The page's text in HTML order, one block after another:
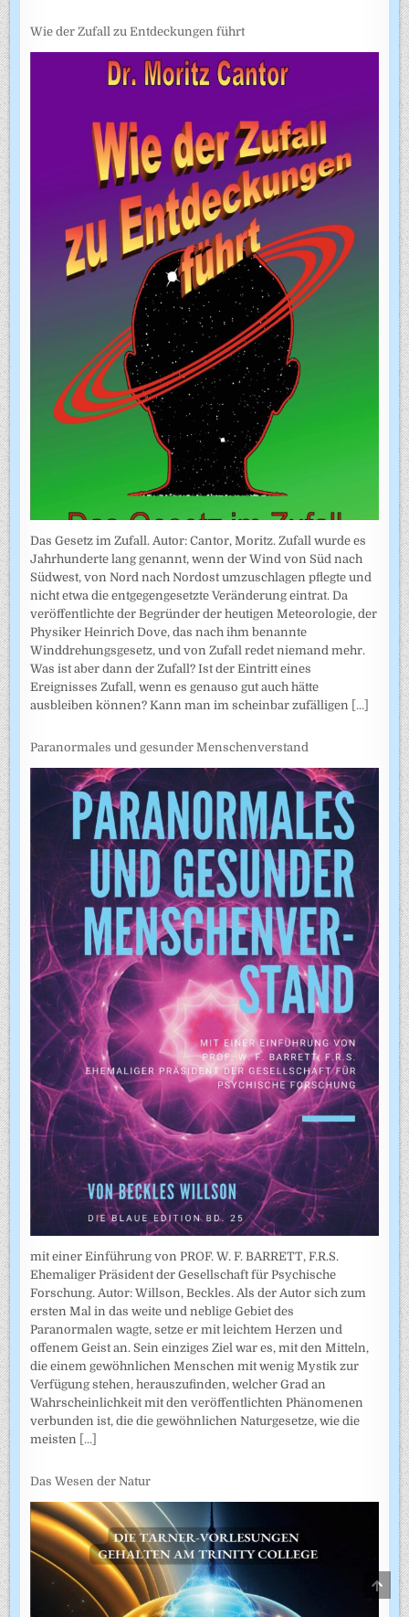
Wie der Zufall zu Entdeckungen führt
Das Gesetz im Zufall. Autor: Cantor, Moritz. Zufall wurde es
Jahrhunderte lang genannt, wenn der Wind von Süd nach
Südwest, von Nord nach Nordost umzuschlagen pflegte und
nicht etwa die entgegengesetzte Veränderung eintrat. Da
veröffentlichte der Begründer der heutigen Meteorologie, der
Physiker Heinrich Dove, das nach ihm benannte
Winddrehungsgesetz, und von Zufall redet niemand mehr.
Was ist aber dann der Zufall? Ist der Eintritt eines
Ereignisses Zufall, wenn es genauso gut auch hätte
ausbleiben können? Kann man im scheinbar zufälligen [...]
Paranormales und gesunder Menschenverstand
mit einer Einführung von PROF. W. F. BARRETT, F.R.S.
Ehemaliger Präsident der Gesellschaft für Psychische
Forschung. Autor: Willson, Beckles. Als der Autor sich zum
ersten Mal in das weite und neblige Gebiet des
Paranormalen wagte, setze er mit leichtem Herzen und
offenem Geist an. Sein einziges Ziel war es, mit den Mitteln,
die einem gewöhnlichen Menschen mit wenig Mystik zur
Verfügung stehen, herauszufinden, welcher Grad an
Wahrscheinlichkeit mit den veröffentlichten Phänomenen
verbunden ist, die die gewöhnlichen Naturgesetze, wie die
meisten [...]
Das Wesen der Natur
TO
TOP